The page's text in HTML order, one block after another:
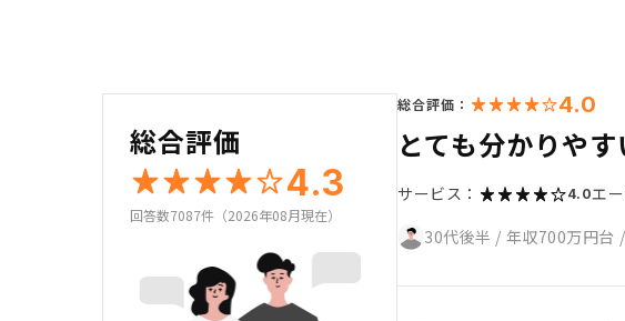
総合評価
4.3
回答数7087件（2026年08月現在）
総合評価： 4.0
とても分かりやす
サービス： 4.0エ
30代後半 / 年収700万円台 /